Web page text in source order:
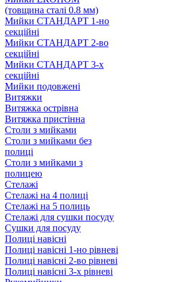
(товщина сталі 0.8 мм)
Мийки СТАНДАРТ 1-но
секційні
Мийки СТАНДАРТ 2-во
секційні
Мийки СТАНДАРТ 3-х
секційні
Мийки подовжені
Витяжки
Витяжка острівна
Витяжка пристінна
Столи з мийками
Столи з мийками без
полиці
Столи з мийками з
полицею
Стелажі
Стелажі на 4 полиці
Стелажі на 5 полиць
Стелажі для сушки посуду
Сушки для посуду
Полиці навісні
Полиці навісні 1-но рівневі
Полиці навісні 2-во рівневі
Полиці навісні 3-х рівневі